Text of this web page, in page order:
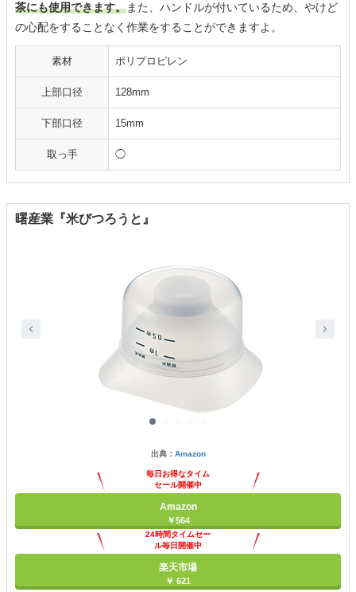
茶にも使用できます。また、ハンドルが付いているため、やけど
の心配をすることなく作業をすることができますよ。
素材 ポリプロピレン
上部口径 128mm
下部口径 15mm
取っ手 ◯
曙産業『米びつろうと』
出典： Amazon
毎日お得なタイム
セール開催中
Amazon
￥564
24時間タイムセー
ル毎日開催中
楽天市場
￥ 621